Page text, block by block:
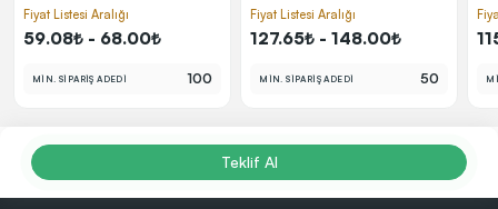
Fiyat Listesi Aralığı
59.08₺ - 68.00₺
MİN. SİPARİŞ ADEDİ 100
Fiyat Listesi Aralığı
127.65₺ - 148.00₺
MİN. SİPARİŞ ADEDİ 50
Teklif Al